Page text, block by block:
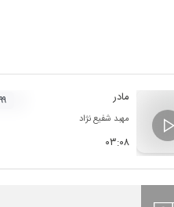
مادر
مهبد شفیع نژاد
۰۳:۰۸